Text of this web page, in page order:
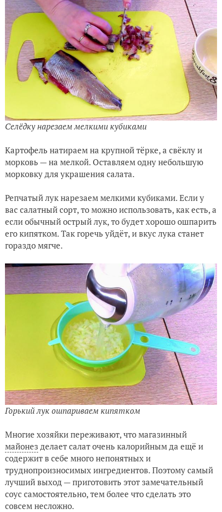
Селёдку нарезаем мелкими кубиками
Картофель натираем на крупной тёрке, а свёклу и
морковь — на мелкой. Оставляем одну небольшую
морковку для украшения салата.
Репчатый лук нарезаем мелкими кубиками. Если у
вас салатный сорт, то можно использовать, как есть, а
если обычный острый лук, то будет хорошо ошпарить
его кипятком. Так горечь уйдёт, и вкус лука станет
гораздо мягче.
Горький лук ошпариваем кипятком
Многие хозяйки переживают, что магазинный
майонез делает салат очень калорийным да ещё и
содержит в себе много непонятных и
труднопроизносимых ингредиентов. Поэтому самый
лучший выход — приготовить этот замечательный
соус самостоятельно, тем более что сделать это
совсем несложно.